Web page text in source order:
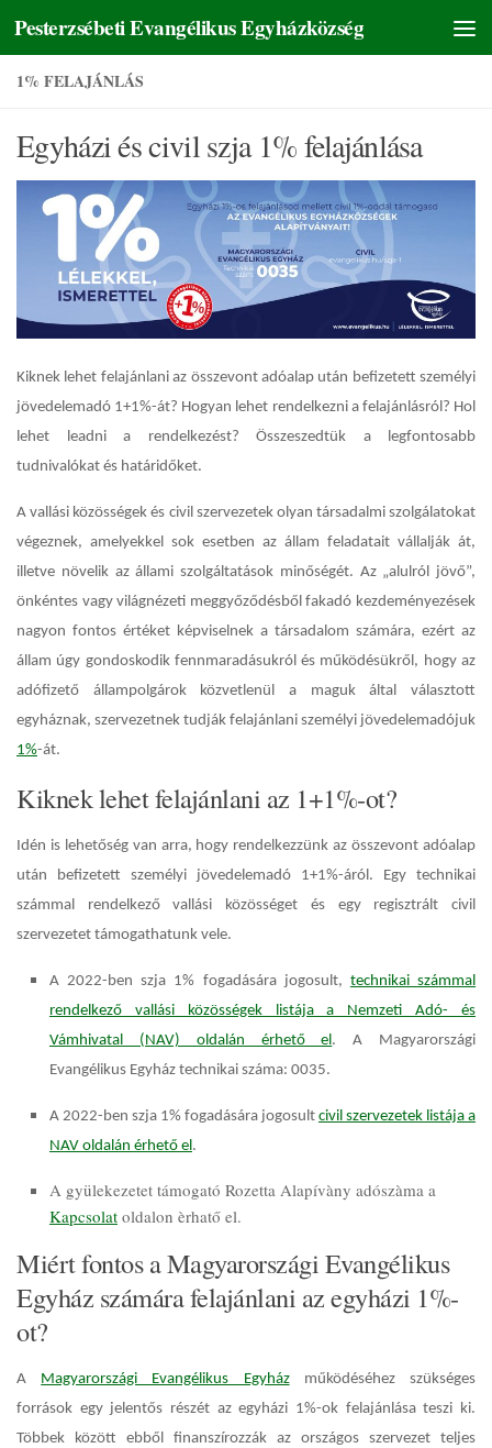
Skip to content
Pesterzsébeti Evangélikus Egyházközség
1% FELAJÁNLÁS
Egyházi és civil szja 1% felajánlása
Kiknek lehet felajánlani az összevont adóalap után befizetett személyi
jövedelemadó 1+1%-át? Hogyan lehet rendelkezni a felajánlásról? Hol
lehet leadni a rendelkezést? Összeszedtük a legfontosabb
tudnivalókat és határidőket.
A vallási közösségek és civil szervezetek olyan társadalmi szolgálatokat
végeznek, amelyekkel sok esetben az állam feladatait vállalják át,
illetve növelik az állami szolgáltatások minőségét. Az „alulról jövő”,
önkéntes vagy világnézeti meggyőződésből fakadó kezdeményezések
nagyon fontos értéket képviselnek a társadalom számára, ezért az
állam úgy gondoskodik fennmaradásukról és működésükről, hogy az
adófizető állampolgárok közvetlenül a maguk által választott
egyháznak, szervezetnek tudják felajánlani személyi jövedelemadójuk
1%-át.
Kiknek lehet felajánlani az 1+1%-ot?
Idén is lehetőség van arra, hogy rendelkezzünk az összevont adóalap
után befizetett személyi jövedelemadó 1+1%-áról. Egy technikai
számmal rendelkező vallási közösséget és egy regisztrált civil
szervezetet támogathatunk vele.
A 2022-ben szja 1% fogadására jogosult, technikai számmal
rendelkező vallási közösségek listája a Nemzeti Adó- és
Vámhivatal (NAV) oldalán érhető el . A Magyarországi
Evangélikus Egyház technikai száma: 0035.
A 2022-ben szja 1% fogadására jogosult civil szervezetek listája a
NAV oldalán érhető el .
A gyülekezetet támogató Rozetta Alapívàny adószàma a
Kapcsolat oldalon èrhatő el.
Miért fontos a Magyarországi Evangélikus
Egyház számára felajánlani az egyházi 1%-
ot?
A Magyarországi Evangélikus Egyházműködéséhez szükséges
források egy jelentős részét az egyházi 1%-ok felajánlása teszi ki.
Többek között ebből finanszírozzák az országos szervezet teljes